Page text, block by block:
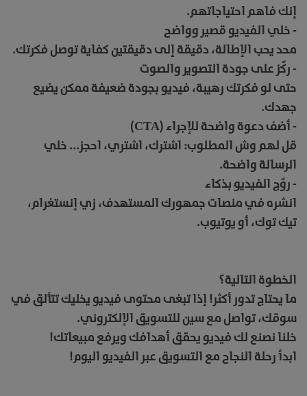
إنك فاهم احتياجاتهم.
- خلي الفيديو قصير وواضح
محد يحب الإطالة، دقيقة إلى دقيقتين كفاية توصل فكرتك.
- ركّز على جودة التصوير والصوت
حتى لو فكرتك رهيبة، فيديو بجودة ضعيفة ممكن يضيع
جهدك.
- أضف دعوة واضحة للإجراء (CTA)
قل لهم وش المطلوب: اشترك، اشتري، احجز... خلي
الرسالة واضحة.
- روّج الفيديو بذكاء
انشره في منصات جمهورك المستهدف، زي إنستغرام،
تيك توك، أو يوتيوب.
الخطوة التالية؟
ما يحتاج تدور أكثر! إذا تبغى محتوى فيديو يخليك تتألق في
سوقك، تواصل مع سين للتسويق الإلكتروني.
خلنا نصنع لك فيديو يحقق أهدافك ويرفع مبيعاتك!
ابدأ رحلة النجاح مع التسويق عبر الفيديو اليوم!